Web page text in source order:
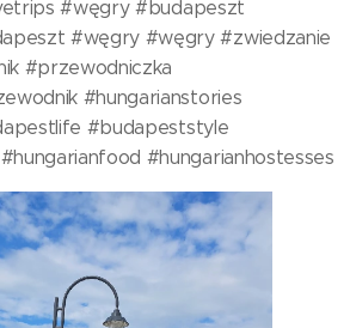
#węgry #budapeszt🇭🇺
#węgry #węgry #zwiedzanie
#przewodniczka
#hungarianstories
#budapeststyle
#hungarianhostesses